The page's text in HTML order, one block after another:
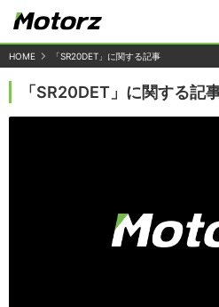
HOME 「SR20DET」に関する記事
「SR20DET」に関する記